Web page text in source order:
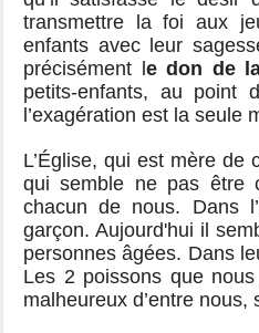
transmettre la foi aux
enfants avec leur
précisément l e don de
petits-enfants, au point
l’exagération est la seule
L’Église, qui est mère
qui semble ne pas être
chacun de nous. Dans
garçon. Aujourd'hui il
personnes âgées. Dans
Les 2 poissons que
malheureux d’entre nous,